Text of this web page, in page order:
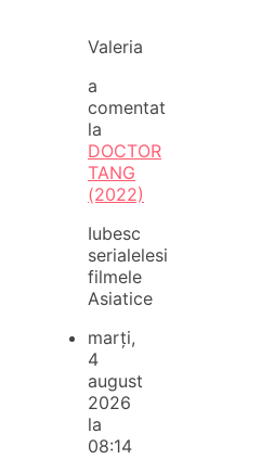
Valeria
a
comentat
la
DOCTOR
TANG
(2022)
Iubesc
serialelesi
filmele
Asiatice
marți,
4
august
2026
la
08:14